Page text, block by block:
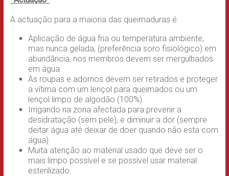
A actuação para a maioria das queimaduras é:
Aplicação de água fria ou temperatura ambiente,
mas nunca gelada, (preferência soro fisiológico) em
abundância, nos membros devem ser mergulhados
em água.
As roupas e adornos devem ser retirados e proteger
a vítima com um lençol para queimados ou um
lençol limpo de algodão (100%).
Irrigando na zona afectada para prevenir a
desidratação (sem pele), e diminuir a dor (sempre
deitar água até deixar de doer quando não esta com
água).
Muita atenção ao material usado que deve ser o
mais limpo possível e se possível usar material
esterilizado.